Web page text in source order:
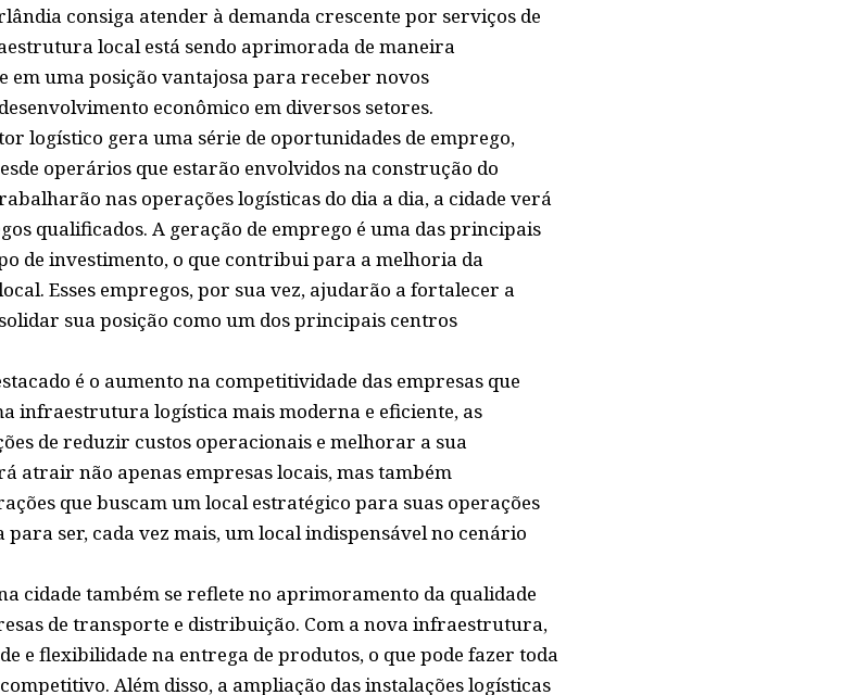
consiga atender à demanda crescente por serviços de
local está sendo aprimorada de maneira
em uma posição vantajosa para receber novos
econômico em diversos setores.
logístico gera uma série de oportunidades de emprego,
operários que estarão envolvidos na construção do
nas operações logísticas do dia a dia, a cidade verá
qualificados. A geração de emprego é uma das principais
de investimento, o que contribui para a melhoria da
Esses empregos, por sua vez, ajudarão a fortalecer a
sua posição como um dos principais centros
é o aumento na competitividade das empresas que
infraestrutura logística mais moderna e eficiente, as
de reduzir custos operacionais e melhorar a sua
atrair não apenas empresas locais, mas também
que buscam um local estratégico para suas operações
ser, cada vez mais, um local indispensável no cenário
cidade também se reflete no aprimoramento da qualidade
de transporte e distribuição. Com a nova infraestrutura,
e flexibilidade na entrega de produtos, o que pode fazer toda
Além disso, a ampliação das instalações logísticas